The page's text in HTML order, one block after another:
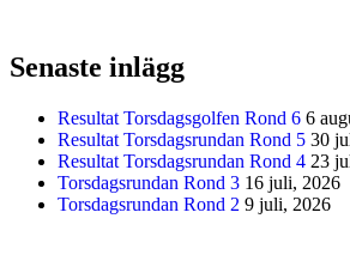
Senaste inlägg
Resultat Torsdagsgolfen Rond 6 6
Resultat Torsdagsrundan Rond 5 30
Resultat Torsdagsrundan Rond 4 23
Torsdagsrundan Rond 3 16 juli, 2026
Torsdagsrundan Rond 2 9 juli, 2026